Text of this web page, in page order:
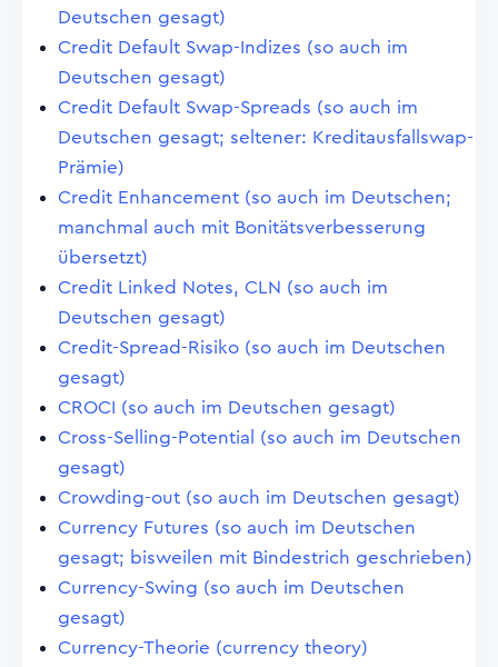
Deutschen gesagt)
Credit Default Swap-Indizes (so auch im
Deutschen gesagt)
Credit Default Swap-Spreads (so auch im
Deutschen gesagt; seltener: Kreditausfallswap-
Prämie)
Credit Enhancement (so auch im Deutschen;
manchmal auch mit Bonitätsverbesserung
übersetzt)
Credit Linked Notes, CLN (so auch im
Deutschen gesagt)
Credit-Spread-Risiko (so auch im Deutschen
gesagt)
CROCI (so auch im Deutschen gesagt)
Cross-Selling-Potential (so auch im Deutschen
gesagt)
Crowding-out (so auch im Deutschen gesagt)
Currency Futures (so auch im Deutschen
gesagt; bisweilen mit Bindestrich geschrieben)
Currency-Swing (so auch im Deutschen
gesagt)
Currency-Theorie (currency theory)